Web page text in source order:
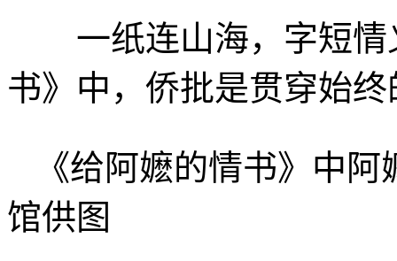
一纸连山海，字短情
书》中，侨批是贯穿始
《给阿嬷的情书》中
馆供图